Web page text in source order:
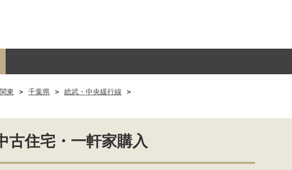
事業投資用
関東 千葉県
総武・中央緩行線
古住宅・一軒家購入